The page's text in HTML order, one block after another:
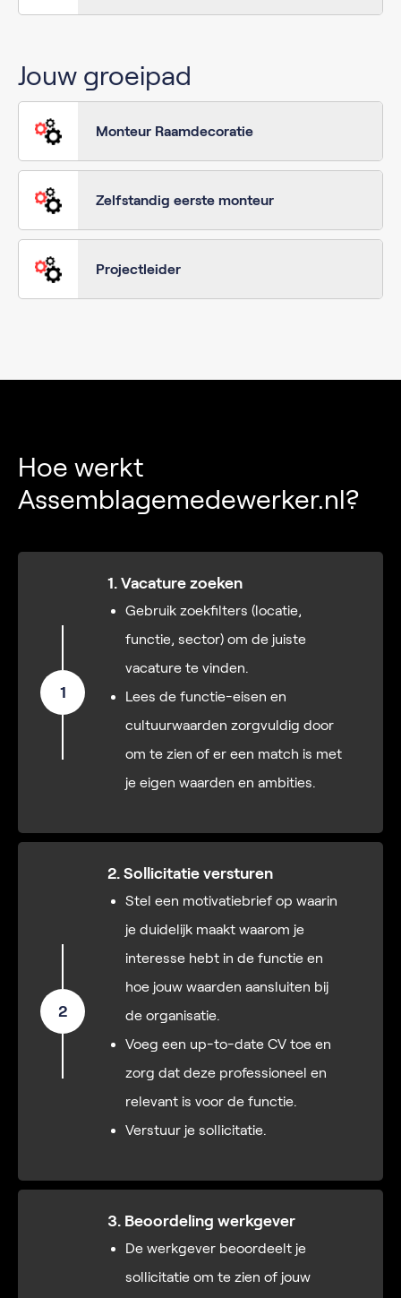
Jouw groeipad
Monteur Raamdecoratie
Zelfstandig eerste monteur
Projectleider
Hoe werkt
Assemblagemedewerker.nl?
1
1. Vacature zoeken
Gebruik zoekfilters (locatie,
functie, sector) om de juiste
vacature te vinden.
Lees de functie-eisen en
cultuurwaarden zorgvuldig door
om te zien of er een match is met
je eigen waarden en ambities.
2
2. Sollicitatie versturen
Stel een motivatiebrief op waarin
je duidelijk maakt waarom je
interesse hebt in de functie en
hoe jouw waarden aansluiten bij
de organisatie.
Voeg een up-to-date CV toe en
zorg dat deze professioneel en
relevant is voor de functie.
Verstuur je sollicitatie.
3. Beoordeling werkgever
De werkgever beoordeelt je
sollicitatie om te zien of jouw